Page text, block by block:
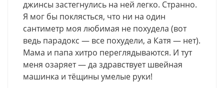
джинсы застегнулись на ней легко. Странно.
Я мог бы поклясться, что ни на один
сантиметр моя любимая не похудела (вот
ведь парадокс — все похудели, а Катя — нет).
Мама и папа хитро переглядываются. И тут
меня озаряет — да здравствует швейная
машинка и тёщины умелые руки!